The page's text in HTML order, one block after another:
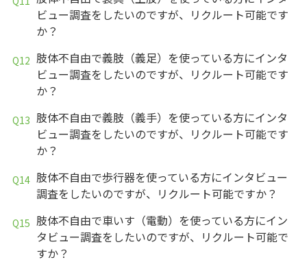
ビュー調査をしたいのですが、リクルート可能です
か？
肢体不自由で義肢（義足）を使っている方にインタ
ビュー調査をしたいのですが、リクルート可能です
か？
肢体不自由で義肢（義手）を使っている方にインタ
ビュー調査をしたいのですが、リクルート可能です
か？
肢体不自由で歩行器を使っている方にインタビュー
調査をしたいのですが、リクルート可能ですか？
肢体不自由で車いす（電動）を使っている方にイン
タビュー調査をしたいのですが、リクルート可能で
すか？